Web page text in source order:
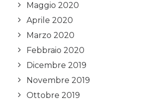
Maggio 2020
Aprile 2020
Marzo 2020
Febbraio 2020
Dicembre 2019
Novembre 2019
Ottobre 2019